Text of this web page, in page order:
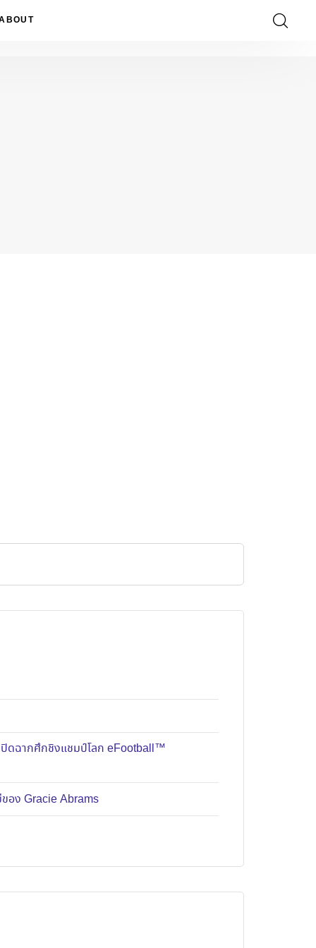
ปิดฉากศึกชิงแชมป์โลก eFootball™
อง Gracie Abrams